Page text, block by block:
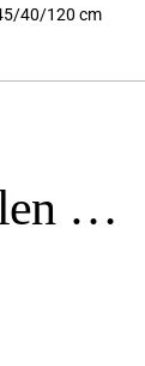
40/120 cm
…